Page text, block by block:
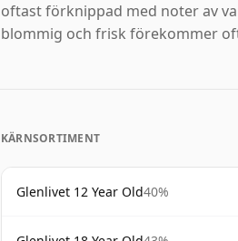
oftast förknippad med noter av
blommig och frisk förekommer
KÄRNSORTIMENT
Glenlivet 12 Year Old40%